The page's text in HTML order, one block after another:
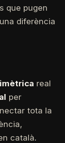
que pugen
diferència
real
per
tota la
català.